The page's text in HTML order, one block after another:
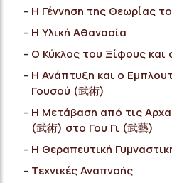
Η Γέννηση της Θεωρίας
Η Υλική Αθανασία
Ο Κύκλος του Ξίφους
Η Ανάπτυξη και ο
Γουσού (武術)
Η Μετάβαση από τις
(武術) στο Γου Γι (武藝)
Η Θεραπευτική
Τεχνικές Αναπνοής